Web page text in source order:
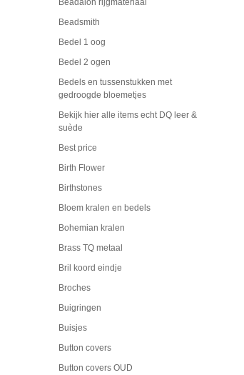
Beadalon rijgmateriaal
Beadsmith
Bedel 1 oog
Bedel 2 ogen
Bedels en tussenstukken met
gedroogde bloemetjes
Bekijk hier alle items echt DQ leer &
suède
Best price
Birth Flower
Birthstones
Bloem kralen en bedels
Bohemian kralen
Brass TQ metaal
Bril koord eindje
Broches
Buigringen
Buisjes
Button covers
Button covers OUD